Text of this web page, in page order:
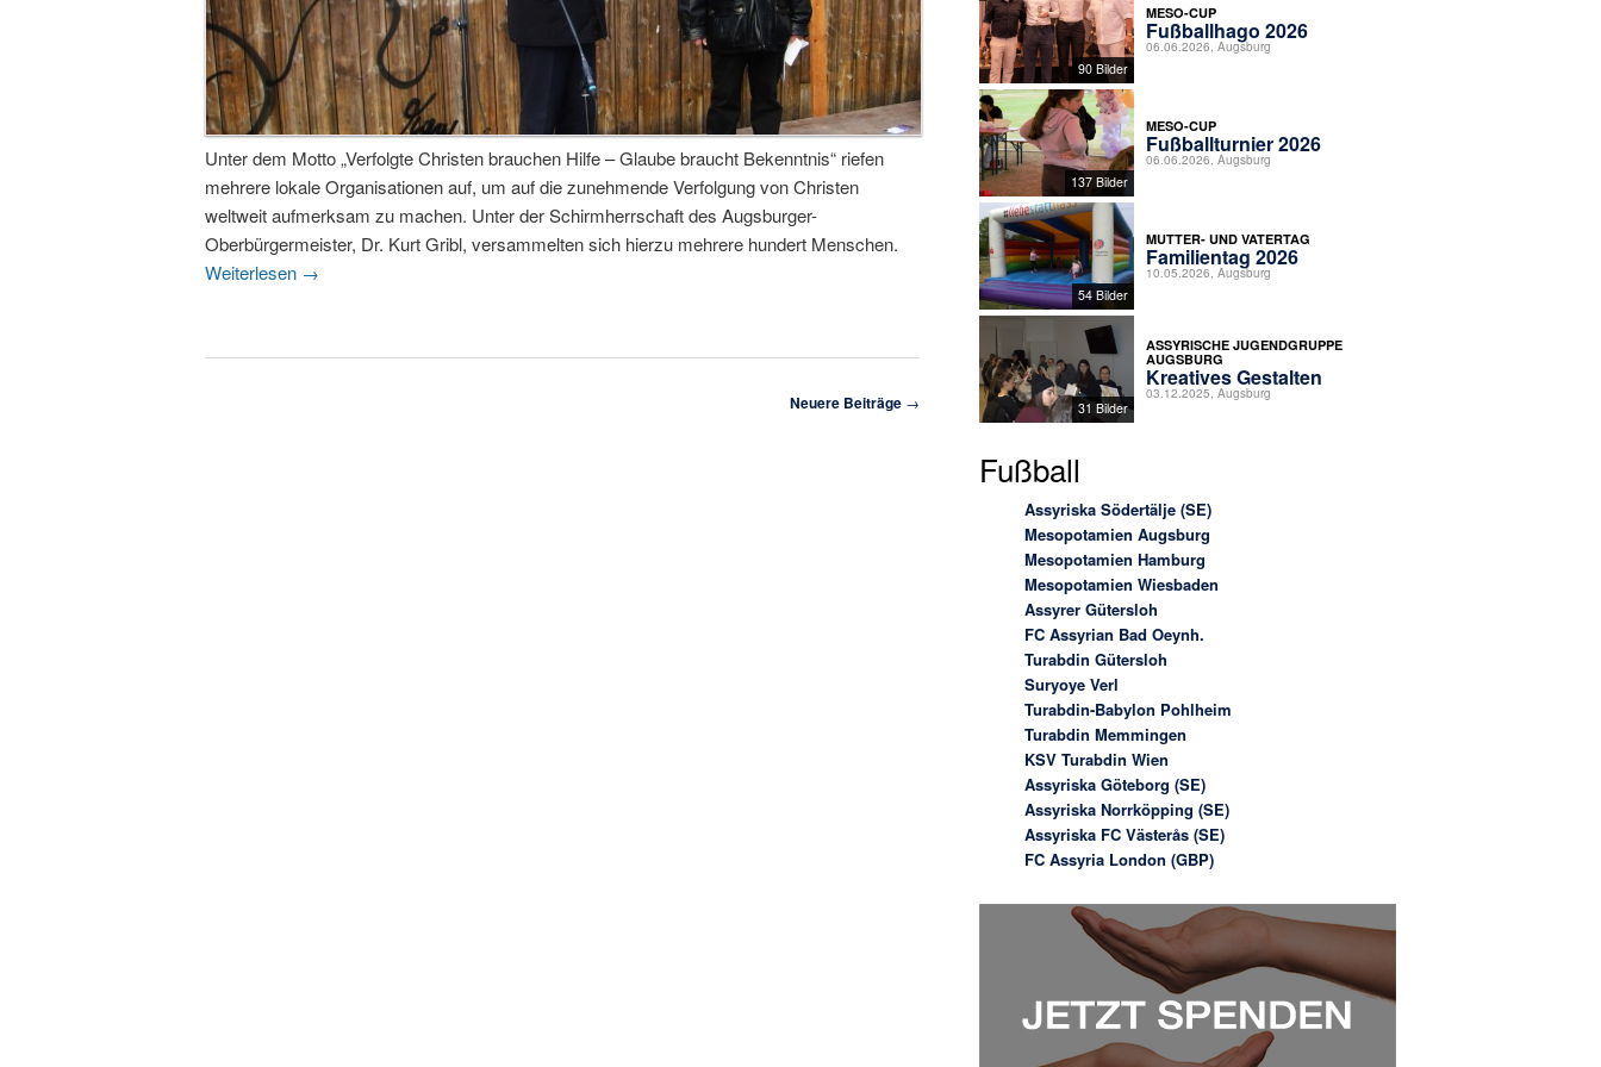
Unter dem Motto „Verfolgte Christen brauchen Hilfe – Glaube braucht Bekenntnis“ riefen
mehrere lokale Organisationen auf, um auf die zunehmende Verfolgung von Christen
weltweit aufmerksam zu machen. Unter der Schirmherrschaft des Augsburger-
Oberbürgermeister, Dr. Kurt Gribl, versammelten sich hierzu mehrere hundert Menschen.
Weiterlesen →
Neuere Beiträge →
90 Bilder
MESO-CUP
Fußballhago 2026
06.06.2026, Augsburg
137 Bilder
MESO-CUP
Fußballturnier 2026
06.06.2026, Augsburg
54 Bilder
MUTTER- UND VATERTAG
Familientag 2026
10.05.2026, Augsburg
31 Bilder
ASSYRISCHE JUGENDGRUPPE
AUGSBURG
Kreatives Gestalten
03.12.2025, Augsburg
Fußball
Assyriska Södertälje (SE)
Mesopotamien Augsburg
Mesopotamien Hamburg
Mesopotamien Wiesbaden
Assyrer Gütersloh
FC Assyrian Bad Oeynh.
Turabdin Gütersloh
Suryoye Verl
Turabdin-Babylon Pohlheim
Turabdin Memmingen
KSV Turabdin Wien
Assyriska Göteborg (SE)
Assyriska Norrköpping (SE)
Assyriska FC Västerås (SE)
FC Assyria London (GBP)